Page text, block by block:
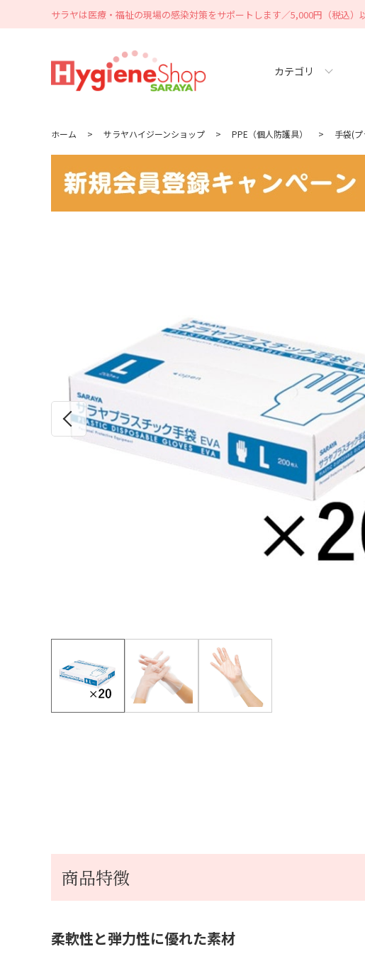
サラヤは医療・福祉の現場の感染対策をサポートします／5,000円（税込）
カテゴリ
ホーム > サラヤハイジーンショップ > PPE（個人防護具） > 手袋(
商品特徴
柔軟性と弾力性に優れた素材